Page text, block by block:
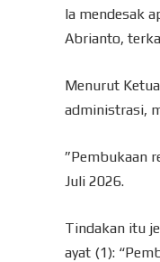
Ia mendesak
Abrianto,
Menurut
administrasi,
”Pembukaan
Juli 2026.
Tindakan itu
ayat (1):